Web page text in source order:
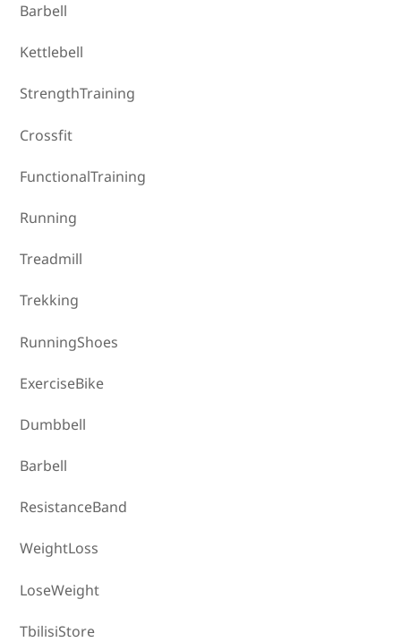
Barbell
Kettlebell
StrengthTraining
Crossfit
FunctionalTraining
Running
Treadmill
Trekking
RunningShoes
ExerciseBike
Dumbbell
Barbell
ResistanceBand
WeightLoss
LoseWeight
TbilisiStore